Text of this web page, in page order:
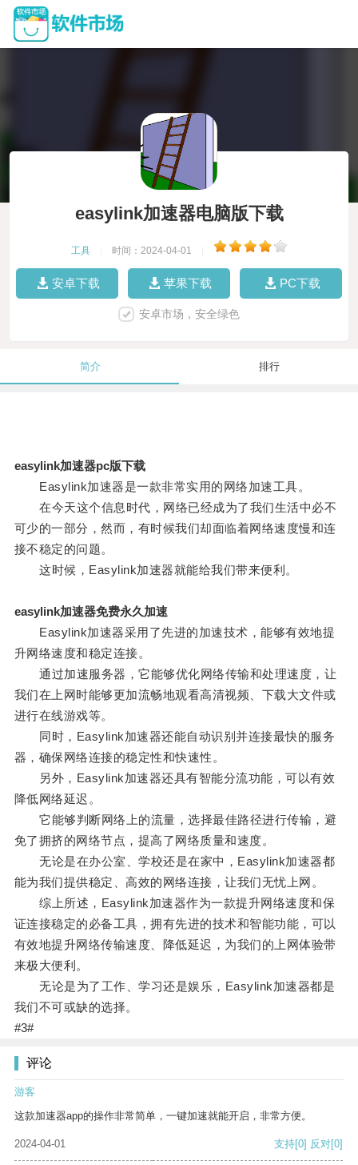
easylink加速器电脑版下载
工具 时间：2024-04-01
安卓下载 苹果下载 PC下载
安卓市场，安全绿色
简介 排行
easylink加速器pc版下载
Easylink加速器是一款非常实用的网络加速工具。
在今天这个信息时代，网络已经成为了我们生活中必不
可少的一部分，然而，有时候我们却面临着网络速度慢和连
接不稳定的问题。
这时候，Easylink加速器就能给我们带来便利。
easylink加速器免费永久加速
Easylink加速器采用了先进的加速技术，能够有效地提
升网络速度和稳定连接。
通过加速服务器，它能够优化网络传输和处理速度，让
我们在上网时能够更加流畅地观看高清视频、下载大文件或
进行在线游戏等。
同时，Easylink加速器还能自动识别并连接最快的服务
器，确保网络连接的稳定性和快速性。
另外，Easylink加速器还具有智能分流功能，可以有效
降低网络延迟。
它能够判断网络上的流量，选择最佳路径进行传输，避
免了拥挤的网络节点，提高了网络质量和速度。
无论是在办公室、学校还是在家中，Easylink加速器都
能为我们提供稳定、高效的网络连接，让我们无忧上网。
综上所述，Easylink加速器作为一款提升网络速度和保
证连接稳定的必备工具，拥有先进的技术和智能功能，可以
有效地提升网络传输速度、降低延迟，为我们的上网体验带
来极大便利。
无论是为了工作、学习还是娱乐，Easylink加速器都是
我们不可或缺的选择。
#3#
评论
游客
这款加速器app的操作非常简单，一键加速就能开启，非常方便。
2024-04-01 支持[0] 反对[0]